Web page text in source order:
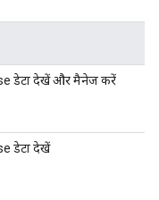
डेटा देखें और मैनेज करें
डेटा देखें